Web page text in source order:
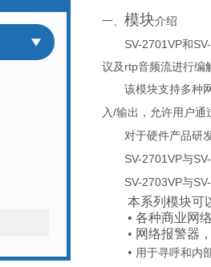
一、 模块介绍
SV-2701VP和
议及 rtp音频流进行编
该模块支持多种
入/输出，允许用户通
对于硬件产品研
SV-2701VP与
SV-2703VP与
本系列模块可
• 各种商业网
• 网络报警器
• 用于寻呼和内